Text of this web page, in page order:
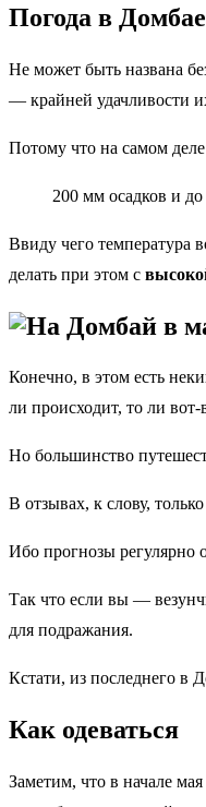
Погода в
Не может быть названа
— крайней удачливости
Потому что на самом
200 мм осадков и
Ввиду чего температура
делать при этом с
Конечно, в этом есть
ли происходит, то ли вот-
Но большинство
В отзывах, к слову,
Ибо прогнозы регулярно
Так что если вы —
для подражания.
Кстати, из последнего в
Как одеваться
Заметим, что в начале